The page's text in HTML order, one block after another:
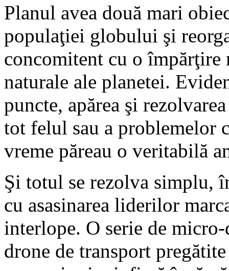
Planul avea două mari
populaţiei globului şi
concomitent cu o împărţire
naturale ale planetei.
puncte, apărea şi
tot felul sau a problemelor
vreme păreau o veritabilă
Şi totul se rezolva simplu,
cu asasinarea liderilor
interlope. O serie de
drone de transport